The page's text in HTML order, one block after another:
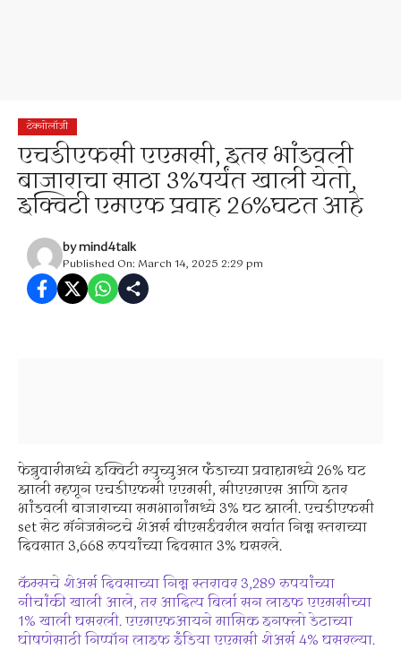
टेक्नोलॉजी
एचडीएफसी एएमसी, इतर भांडवली
बाजाराचा साठा 3%पर्यंत खाली येतो,
इक्विटी एमएफ प्रवाह 26%घटत आहे
bymind4talk
Published On: March 14, 2025 2:29 pm
फेब्रुवारीमध्ये इक्विटी म्युच्युअल फंडाच्या प्रवाहामध्ये 26% घट
झाली म्हणून एचडीएफसी एएमसी, सीएएमएस आणि इतर
भांडवली बाजाराच्या समभागांमध्ये 3% घट झाली. एचडीएफसी
set सेट मॅनेजमेन्टचे शेअर्स बीएसईवरील सर्वात निम्न स्तराच्या
दिवसात 3,668 रुपयांच्या दिवसात 3% घसरले.
कॅम्सचे शेअर्स दिवसाच्या निम्न स्तरावर 3,289 रुपयांच्या
नीचांकी खाली आले, तर आदित्य बिर्ला सन लाइफ एएमसीच्या
1% खाली घसरली. एएमएफआयने मासिक इनफ्लो डेटाच्या
घोषणेसाठी निप्पॉन लाइफ इंडिया एएमसी शेअर्स 4% घसरल्या.